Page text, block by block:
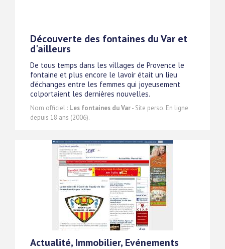
Découverte des fontaines du Var et
d'ailleurs
De tous temps dans les villages de Provence le
fontaine et plus encore le lavoir était un lieu
d'échanges entre les femmes qui joyeusement
colportaient les dernières nouvelles.
Nom officiel : Les fontaines du Var- Site perso. En ligne
depuis 18 ans (2006).
Actualité, Immobilier, Evénements